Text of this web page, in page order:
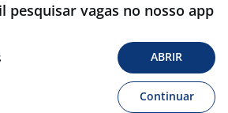
pesquisar vagas no nosso app
ABRIR
Continuar